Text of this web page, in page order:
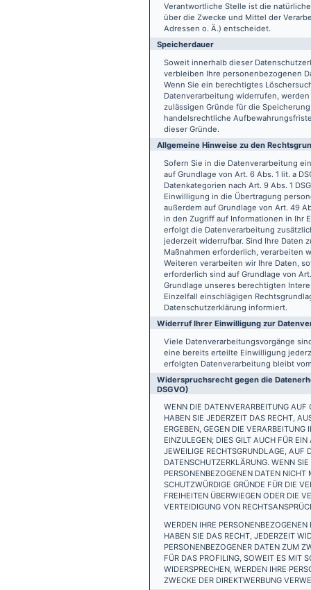
Verantwortliche Stelle ist die
über die Zwecke und Mittel der
Adressen o. Ä.) entscheidet.
Speicherdauer
Soweit innerhalb dieser
verbleiben Ihre personenbezogenen
Wenn Sie ein berechtigtes
Datenverarbeitung widerrufen,
zulässigen Gründe für die
handelsrechtliche
dieser Gründe.
Allgemeine Hinweise zu den
Sofern Sie in die Datenverarbeitung
auf Grundlage von Art. 6 Abs. 1 lit. a
Datenkategorien nach Art. 9 Abs. 1
Einwilligung in die Übertragung
außerdem auf Grundlage von Art. 49
in den Zugriff auf Informationen in Ihr
erfolgt die Datenverarbeitung
jederzeit widerrufbar. Sind Ihre Daten
Maßnahmen erforderlich, verarbeiten
Weiteren verarbeiten wir Ihre Daten,
erforderlich sind auf Grundlage von
Grundlage unseres berechtigten
Einzelfall einschlägigen
Datenschutzerklärung informiert.
Widerruf Ihrer Einwilligung zur
Viele Datenverarbeitungsvorgänge
eine bereits erteilte Einwilligung
erfolgten Datenverarbeitung bleibt
Widerspruchsrecht gegen die
DSGVO)
WENN DIE DATENVERARBEITUNG
HABEN SIE JEDERZEIT DAS RECHT,
ERGEBEN, GEGEN DIE
EINZULEGEN; DIES GILT AUCH FÜR
JEWEILIGE RECHTSGRUNDLAGE, AUF
DATENSCHUTZERKLÄRUNG. WENN
PERSONENBEZOGENEN DATEN
SCHUTZWÜRDIGE GRÜNDE FÜR DIE
FREIHEITEN ÜBERWIEGEN ODER DIE
VERTEIDIGUNG VON
WERDEN IHRE
HABEN SIE DAS RECHT, JEDERZEIT
PERSONENBEZOGENER DATEN ZUM
FÜR DAS PROFILING, SOWEIT ES MIT
WIDERSPRECHEN, WERDEN IHRE
ZWECKE DER DIREKTWERBUNG